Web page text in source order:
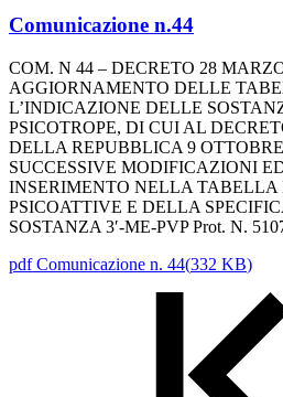
Comunicazione n.44
COM. N 44 – DECRETO 28
AGGIORNAMENTO DELLE
L’INDICAZIONE DELLE
PSICOTROPE, DI CUI AL
DELLA REPUBBLICA 9 OTTOBRE
SUCCESSIVE MODIFICAZIONI
INSERIMENTO NELLA TABELLA
PSICOATTIVE E DELLA
SOSTANZA 3′-ME-PVP Prot. N.
pdfComunicazione n. 44(332 KB)